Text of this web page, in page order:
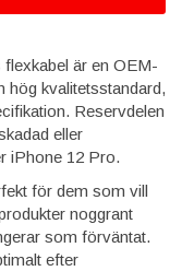
är en OEM-
hög kvalitetsstandard,
Reservdelen
eller
iPhone 12 Pro.
för dem som vill
noggrant
som förväntat.
efter